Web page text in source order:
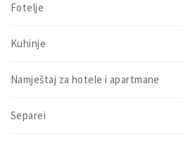
Fotelje
Kuhinje
Namještaj za hotele i apartmane
Separei